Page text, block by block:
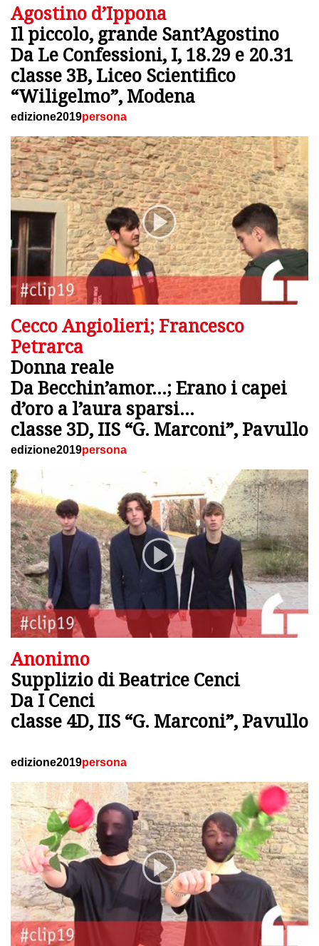
Agostino d’Ippona
Il piccolo, grande Sant’Agostino
Da Le Confessioni, I, 18.29 e 20.31
classe 3B, Liceo Scientifico
“Wiligelmo”, Modena
edizione2019persona
Cecco Angiolieri; Francesco
Petrarca
Donna reale
Da Becchin’amor…; Erano i capei
d’oro a l’aura sparsi...
classe 3D, IIS “G. Marconi”, Pavullo
edizione2019persona
Anonimo
Supplizio di Beatrice Cenci
Da I Cenci
classe 4D, IIS “G. Marconi”, Pavullo
edizione2019persona